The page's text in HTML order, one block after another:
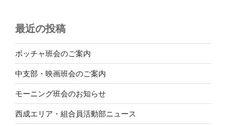
最近の投稿
ボッチャ班会のご案内
中支部・映画班会のご案内
モーニング班会のお知らせ
西成エリア・組合員活動部ニュース